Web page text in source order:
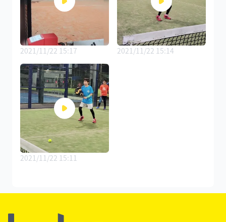
2021/11/22 15:17 2021/11/22 15:14
2021/11/22 15:11